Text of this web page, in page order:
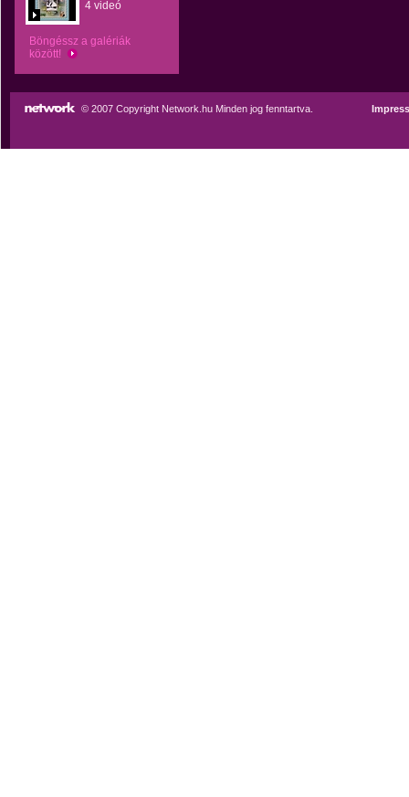
4 videó
Böngéssz a galériák
között!
© 2007 Copyright Network.hu Minden jog fenntartva.